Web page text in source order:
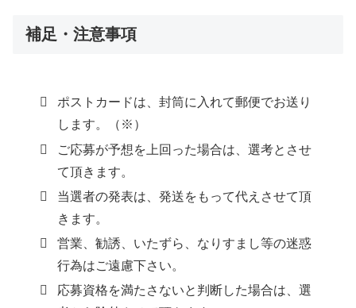
補足・注意事項
ポストカードは、封筒に入れて郵便でお送り
します。（※）
ご応募が予想を上回った場合は、選考とさせ
て頂きます。
当選者の発表は、発送をもって代えさせて頂
きます。
営業、勧誘、いたずら、なりすまし等の迷惑
行為はご遠慮下さい。
応募資格を満たさないと判断した場合は、選